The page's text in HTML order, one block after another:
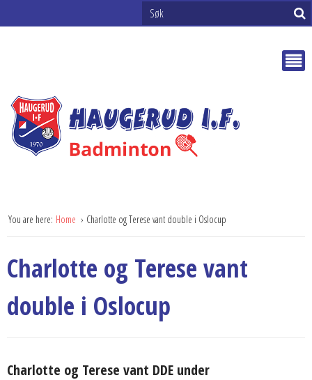
You are here: Home Charlotte og Terese vant double i Oslocup
Charlotte og Terese vant
double i Oslocup
Charlotte og Terese vant DDE under